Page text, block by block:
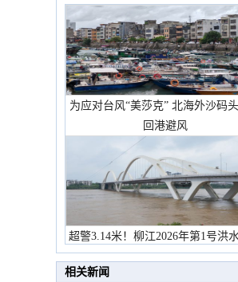
为应对台风“美莎克” 北海外沙码
回港避风
超警3.14米！柳江2026年第1号洪
市民在堤岸见证汛况
相关新闻